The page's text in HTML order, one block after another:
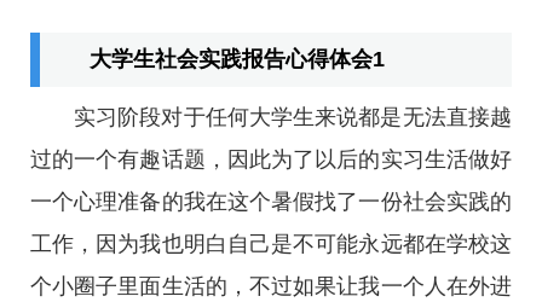
大学生社会实践报告心得体会1
实习阶段对于任何大学生来说都是无法直接越
过的一个有趣话题，因此为了以后的实习生活做好
一个心理准备的我在这个暑假找了一份社会实践的
工作，因为我也明白自己是不可能永远都在学校这
个小圈子里面生活的，不过如果让我一个人在外进